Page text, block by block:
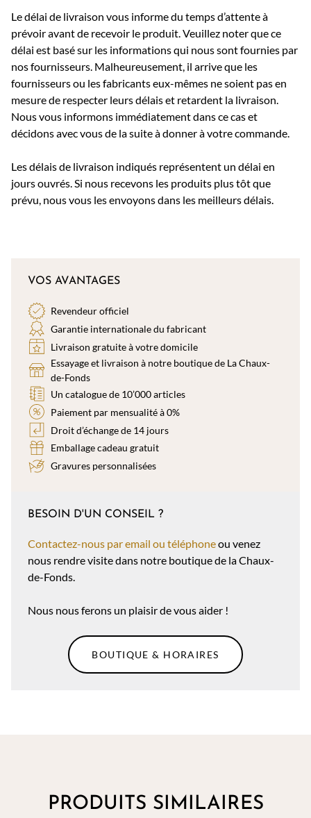
Le délai de livraison vous informe du temps d’attente à
prévoir avant de recevoir le produit. Veuillez noter que ce
délai est basé sur les informations qui nous sont fournies par
nos fournisseurs. Malheureusement, il arrive que les
fournisseurs ou les fabricants eux-mêmes ne soient pas en
mesure de respecter leurs délais et retardent la livraison.
Nous vous informons immédiatement dans ce cas et
décidons avec vous de la suite à donner à votre commande.
Les délais de livraison indiqués représentent un délai en
jours ouvrés. Si nous recevons les produits plus tôt que
prévu, nous vous les envoyons dans les meilleurs délais.
VOS AVANTAGES
Revendeur officiel
Garantie internationale du fabricant
Livraison gratuite à votre domicile
Essayage et livraison à notre boutique de La Chaux-
de-Fonds
Un catalogue de 10’000 articles
Paiement par mensualité à 0%
Droit d’échange de 14 jours
Emballage cadeau gratuit
Gravures personnalisées
BESOIN D'UN CONSEIL ?
Contactez-nous par email ou téléphoneou venez
nous rendre visite dans notre boutique de la Chaux-
de-Fonds.
Nous nous ferons un plaisir de vous aider !
BOUTIQUE & HORAIRES
PRODUITS SIMILAIRES